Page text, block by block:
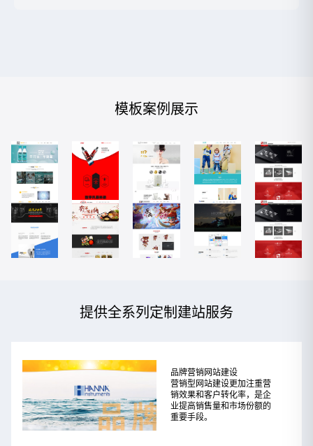
模板案例展示
提供全系列定制建站服务
品牌营销网站建设
营销型网站建设更加注重营
销效果和客户转化率，是企
业提高销售量和市场份额的
重要手段。